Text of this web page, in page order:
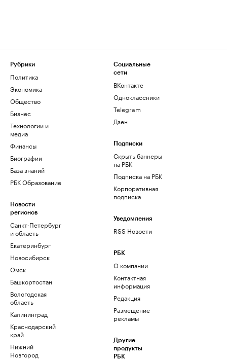
Рубрики
Политика
Экономика
Общество
Бизнес
Технологии и
медиа
Финансы
Биографии
База знаний
РБК Образование
Новости
регионов
Санкт-Петербург
и область
Екатеринбург
Новосибирск
Омск
Башкортостан
Вологодская
область
Калининград
Краснодарский
край
Нижний
Новгород
Социальные
сети
ВКонтакте
Одноклассники
Telegram
Дзен
Подписки
Скрыть баннеры
на РБК
Подписка на РБК
Корпоративная
подписка
Уведомления
RSS Новости
РБК
О компании
Контактная
информация
Редакция
Размещение
рекламы
Другие
продукты
РБК